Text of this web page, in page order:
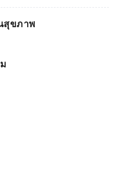
สุขภาพ